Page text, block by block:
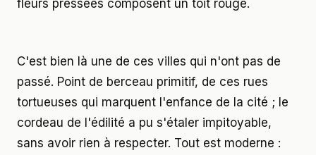
fleurs pressées composent un toit rouge.
C'est bien là une de ces villes qui n'ont pas de
passé. Point de berceau primitif, de ces rues
tortueuses qui marquent l'enfance de la cité ; le
cordeau de l'édilité a pu s'étaler impitoyable,
sans avoir rien à respecter. Tout est moderne :